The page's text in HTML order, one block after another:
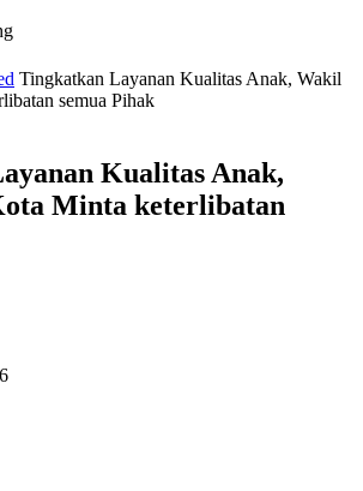
Tingkatkan Layanan Kualitas Anak, Wakil
semua Pihak
Kualitas Anak,
Minta keterlibatan